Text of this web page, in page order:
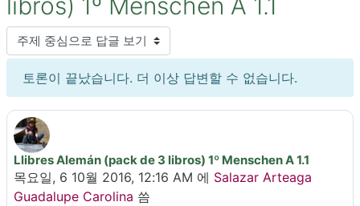
표시 모드
토론이 끝났습니다. 더 이상 답변할 수 없습니다.
Llibres Alemán (pack de 3 libros) 1º Menschen A 1.1
목요일, 6 10월 2016, 12:16 AM 에 Salazar Arteaga
Guadalupe Carolina 씀
Number of replies: 0